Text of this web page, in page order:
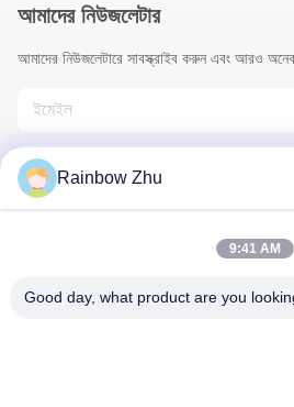
আমাদের নিউজলেটার
আমাদের নিউজলেটারে সাবস্ক্রাইব করুন এবং আরও
আমাদের সাথে যোগাযোগ
Rainbow Zhu
9:41 AM
Good day, what product are you